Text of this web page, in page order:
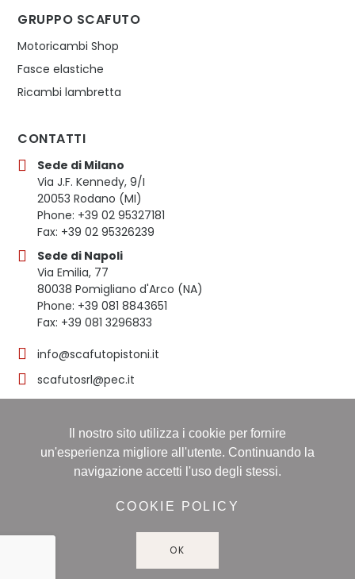
GRUPPO SCAFUTO
Motoricambi Shop
Fasce elastiche
Ricambi lambretta
CONTATTI
Sede di Milano
Via J.F. Kennedy, 9/I
20053 Rodano (MI)
Phone: +39 02 95327181
Fax: +39 02 95326239
Sede di Napoli
Via Emilia, 77
80038 Pomigliano d'Arco (NA)
Phone: +39 081 8843651
Fax: +39 081 3296833
info@scafutopistoni.it
scafutosrl@pec.it
© 2023 SCAFUTO S.R.L. | TUTTI I DIRITTI RISERVATI | P.
IVA 03536691219
16/11/1998, Numero REA: NA-608490 - Capitale sociale:
60.000,00 i.v
Il nostro sito utilizza i cookie per fornire
un'esperienza migliore all'utente. Continuando la
navigazione accetti l'uso degli stessi.
COOKIE POLICY
OK